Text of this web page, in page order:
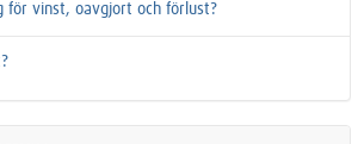
för vinst, oavgjort och förlust?